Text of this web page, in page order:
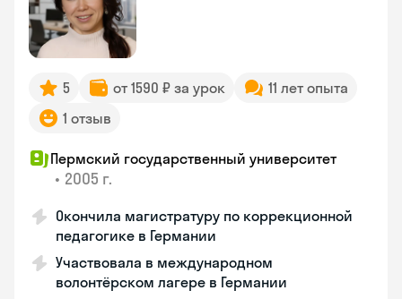
5 от 1590 ₽ за урок
11 лет опыта
1 отзыв
Пермский государственный университет
• 2005 г.
Окончила магистратуру по коррекционной
педагогике в Германии
Участвовала в международном
волонтёрском лагере в Германии